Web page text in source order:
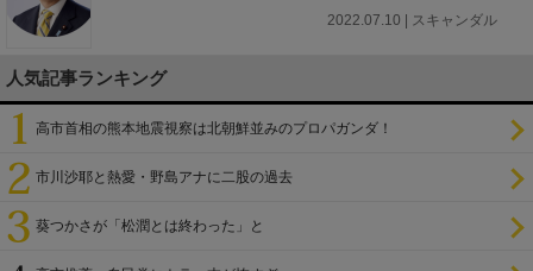
2022.07.10 | スキャンダル
人気記事ランキング
高市首相の熊本地震視察は北朝鮮並みのプロパガンダ！
市川沙耶と熱愛・野島アナに二股の過去
葵つかさが「松潤とは終わった」と